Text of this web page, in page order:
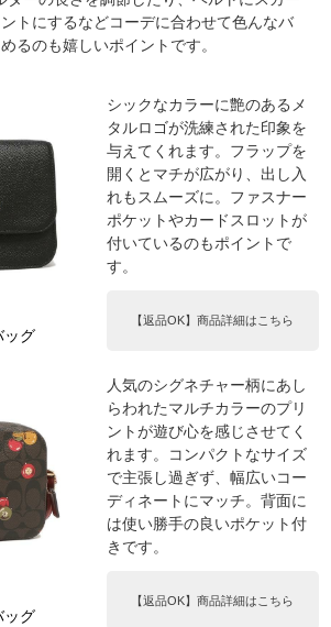
トにするなどコーデに合わせて色んなバ
るのも嬉しいポイントです。
グ
シックなカラーに艶のあるメ
タルロゴが洗練された印象を
与えてくれます。フラップを
開くとマチが広がり、出し入
れもスムーズに。ファスナー
ポケットやカードスロットが
付いているのもポイントで
す。
【返品OK】商品詳細はこちら
グ
人気のシグネチャー柄にあし
らわれたマルチカラーのプリ
ントが遊び心を感じさせてく
れます。コンパクトなサイズ
で主張し過ぎず、幅広いコー
ディネートにマッチ。背面に
は使い勝手の良いポケット付
きです。
【返品OK】商品詳細はこちら